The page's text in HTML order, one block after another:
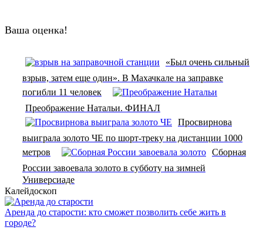
Ваша оценка!
«Был очень сильный
взрыв, затем еще один». В Махачкале на заправке
погибли 11 человек
Преображение Натальи. ФИНАЛ
Просвирнова
выиграла золото ЧЕ по шорт-треку на дистанции 1000
метров
Сборная
России завоевала золото в субботу на зимней
Универсиаде
Калейдоскоп
Аренда до старости: кто сможет позволить себе жить в
городе?